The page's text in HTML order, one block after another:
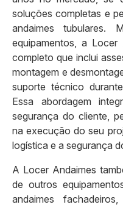
soluções completas e
andaimes tubulares.
equipamentos, a
completo que inclui
montagem e
suporte técnico
Essa abordagem
segurança do cliente,
na execução do seu
logística e a segurança
A Locer Andaimes
de outros
andaimes